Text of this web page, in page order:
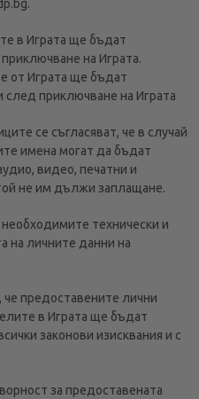
в Играта ще бъдат
на Играта.
от Играта ще бъдат
след приключване на Играта
се съгласяват, че в случай
имена могат да бъдат
видео, печатни и
не им дължи заплащане.
технически и
на личните данни на
че предоставените лични
в Играта ще бъдат
законови изисквания и с
за предоставената